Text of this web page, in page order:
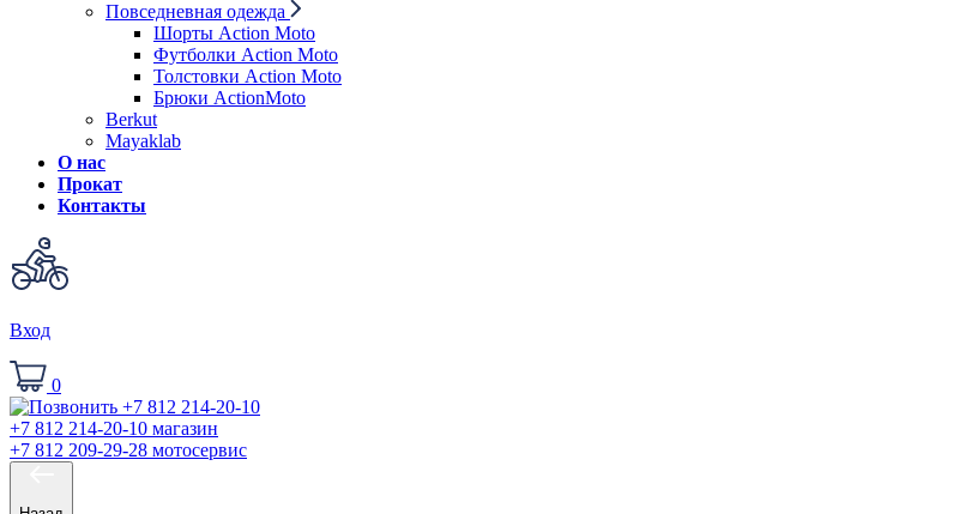
Повседневная одежда
Шорты Action Moto
Футболки Action Moto
Толстовки Action Moto
Брюки ActionMoto
Berkut
Mayaklab
О нас
Прокат
Контакты
Вход
0
+7 812 214-20-10 магазин
+7 812 209-29-28 мотосервис